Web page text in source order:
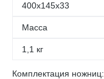
400х145х33
Масса
1,1 кг
Комплектация ножниц: